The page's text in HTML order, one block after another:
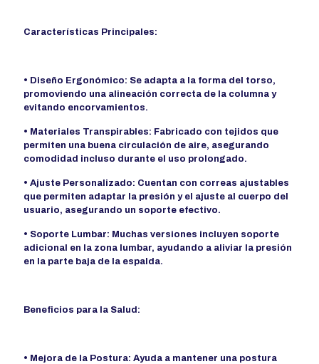
Características Principales:
• Diseño Ergonómico: Se adapta a la forma del torso,
promoviendo una alineación correcta de la columna y
evitando encorvamientos.
• Materiales Transpirables: Fabricado con tejidos que
permiten una buena circulación de aire, asegurando
comodidad incluso durante el uso prolongado.
• Ajuste Personalizado: Cuentan con correas ajustables
que permiten adaptar la presión y el ajuste al cuerpo del
usuario, asegurando un soporte efectivo.
• Soporte Lumbar: Muchas versiones incluyen soporte
adicional en la zona lumbar, ayudando a aliviar la presión
en la parte baja de la espalda.
Beneficios para la Salud:
• Mejora de la Postura: Ayuda a mantener una postura